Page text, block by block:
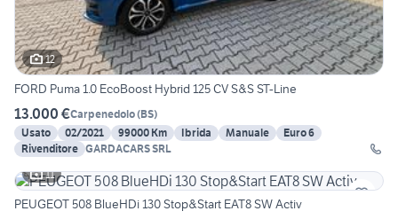
12
FORD Puma 1.0 EcoBoost Hybrid 125 CV S&S ST-Line
13.000 €Carpenedolo(BS)
Usato
02/2021 99000 Km Ibrida Manuale
Euro 6
Rivenditore GARDACARS SRL
11
PEUGEOT 508 BlueHDi 130 Stop&Start EAT8 SW Activ